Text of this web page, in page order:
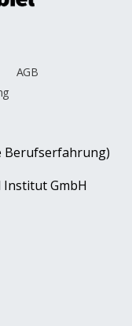
AGB
Berufserfahrung)
Institut GmbH